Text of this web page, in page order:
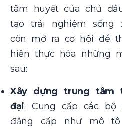
tâm huyết của chủ
tạo trải nghiệm sống
còn mở ra cơ hội để
hiện thực hóa những
sau:
Xây dựng trung tâm
đại: Cung cấp các bộ
đẳng cấp như mô tô